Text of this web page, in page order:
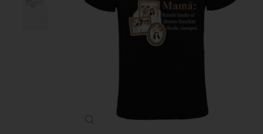
Haga clic para ampliar